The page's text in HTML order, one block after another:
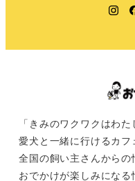
「きみのワクワクはわた
愛犬と一緒に行けるカ
全国の飼い主さんからの
おでかけが楽しみになる